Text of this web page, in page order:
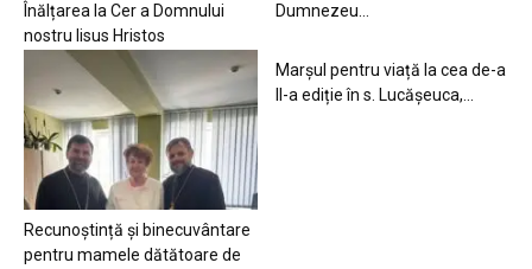
Înălțarea la Cer a Domnului
nostru Iisus Hristos
Dumnezeu…
Recunoștință și binecuvântare
pentru mamele dătătoare de
Marșul pentru viață la cea de-a
II-a ediție în s. Lucășeuca,...